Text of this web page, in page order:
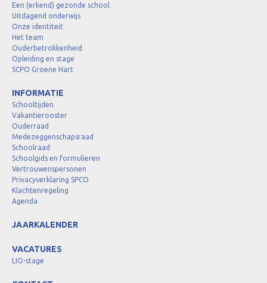
Een (erkend) gezonde school
Uitdagend onderwijs
Onze identiteit
Het team
Ouderbetrokkenheid
Opleiding en stage
SCPO Groene Hart
INFORMATIE
Schooltijden
Vakantierooster
Ouderraad
Medezeggenschapsraad
Schoolraad
Schoolgids en formulieren
Vertrouwenspersonen
Privacyverklaring SPCO
Klachtenregeling
Agenda
JAARKALENDER
VACATURES
LIO-stage